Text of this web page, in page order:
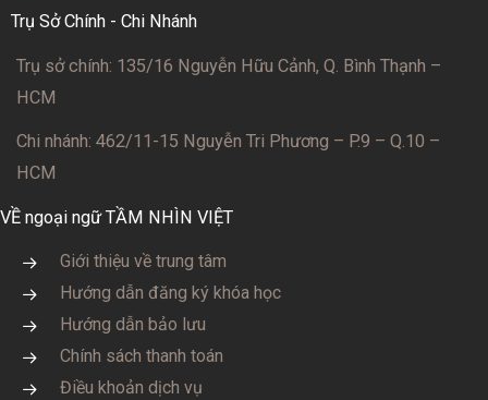
Trụ Sở Chính - Chi Nhánh
Trụ sở chính: 135/16 Nguyễn Hữu Cảnh, Q. Bình Thạnh –
HCM
Chi nhánh: 462/11-15 Nguyễn Tri Phương – P.9 – Q.10 –
HCM
VỀ ngoại ngữ TẦM NHÌN VIỆT
Giới thiệu về trung tâm
Hướng dẫn đăng ký khóa học
Hướng dẫn bảo lưu
Chính sách thanh toán
Điều khoản dịch vụ